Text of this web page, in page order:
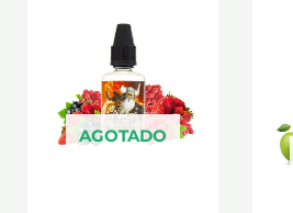
AGOTADO